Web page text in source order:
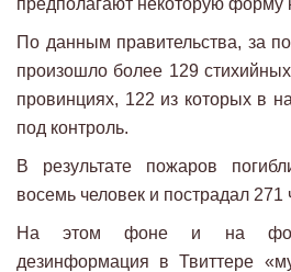
По данным правительства, за
произошло более 129
провинциях, 122 из которых в
под контроль.
В результате пожаров
восемь человек и пострадал 271
На этом фоне и на
дезинформация в Твиттере